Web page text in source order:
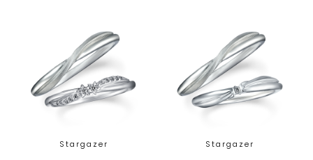
Stargazer Stargazer